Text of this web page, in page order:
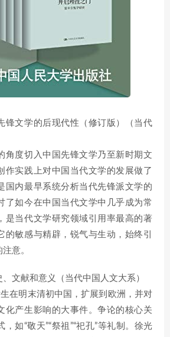
锋文学的后现代性（修订版）（当代
角度切入中国先锋文学乃至新时期文
作实践上对中国当代文学的发展做了
国内最早系统分析当代先锋派文学的
了如今在中国当代文学中几乎成为常
是当代文学研究领域引用率最高的著
的敏感与精辟，锐气与生动，始终引
意。
文献和意义（当代中国人文大系）
生在明末清初中国，扩展到欧洲，并对
化产生影响的大事件。争论的核心关
如“敬天”“祭祖”“祀孔”等礼制。徐光